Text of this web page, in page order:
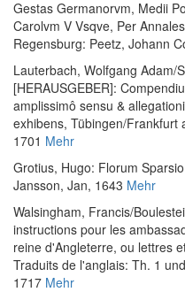
Gestas Germanorvm, Medii
Carolvm V Vsqve, Per
Regensburg: Peetz, Johann
Lauterbach, Wolfgang Adam/
[HERAUSGEBER]:
amplissimô sensu &
exhibens, Tübingen/Frankfurt
1701 Mehr
Grotius, Hugo: Florum
Jansson, Jan, 1643 Mehr
Walsingham, Francis/
instructions pour les
reine d'Angleterre, ou lettres
Traduits de l'anglais: Th. 1
1717 Mehr